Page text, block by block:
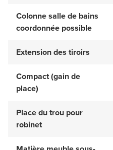
Colonne salle de bains
coordonnée possible
Extension des tiroirs
Compact (gain de
place)
Place du trou pour
robinet